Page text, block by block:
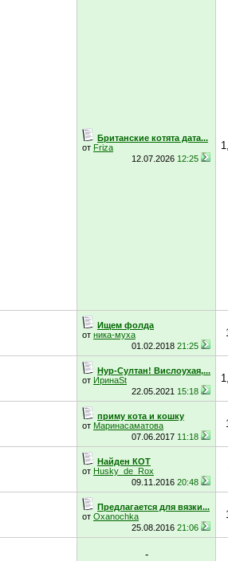
Британские котята дата...
от Friza
12.07.2026 12:25
Ищем фолда
от ника-муха
01.02.2018 21:25
Нур-Султан! Вислоухая,...
от ИринаSt
22.05.2021 15:18
приму кота и кошку
от Маринасаматова
07.06.2017 11:18
Найден КОТ
от Husky_de_Rox
09.11.2016 20:48
Предлагается для вязки...
от Oxanochka
25.08.2016 21:06
-